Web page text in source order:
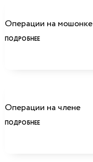
Операции на мошонке
ПОДРОБНЕЕ
Операции на члене
ПОДРОБНЕЕ